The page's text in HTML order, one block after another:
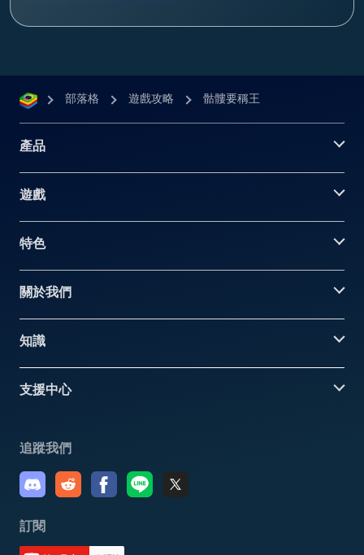
部落格 遊戲攻略 骷髏要稱王
產品
遊戲
特色
關於我們
知識
支援中心
追蹤我們
訂閱